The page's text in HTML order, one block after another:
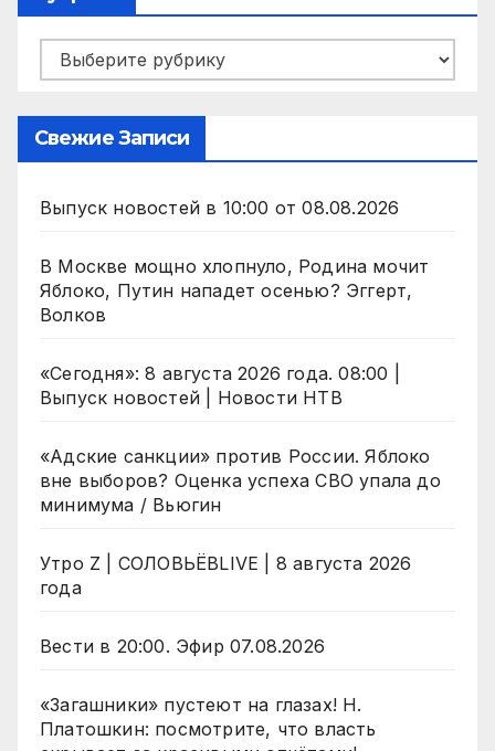
Рубрики
Свежие Записи
Выпуск новостей в 10:00 от 08.08.2026
В Москве мощно хлопнуло, Родина мочит
Яблоко, Путин нападет осенью? Эггерт,
Волков
«Сегодня»: 8 августа 2026 года. 08:00 |
Выпуск новостей | Новости НТВ
«Адские санкции» против России. Яблоко
вне выборов? Оценка успеха СВО упала до
минимума / Вьюгин
Утро Z | СОЛОВЬЁВLIVE | 8 августа 2026
года
Вести в 20:00. Эфир 07.08.2026
«Загашники» пустеют на глазах! Н.
Платошкин: посмотрите, что власть